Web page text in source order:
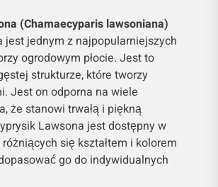
(Chamaecyparis lawsoniana)
jest jednym z najpopularniejszych
ogrodowym płocie. Jest to
strukturze, które tworzy
Jest on odporna na wiele
że stanowi trwałą i piękną
Lawsona jest dostępny w
się kształtem i kolorem
go do indywidualnych